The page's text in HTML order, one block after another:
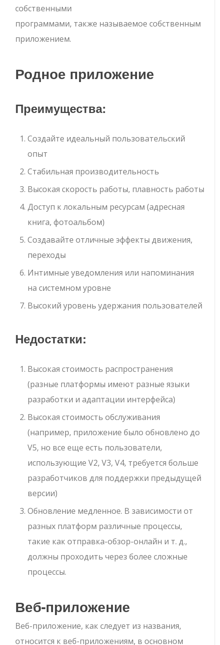
собственными
программами, также называемое собственным
приложением.
Родное приложение
Преимущества:
Создайте идеальный пользовательский
опыт
Стабильная производительность
Высокая скорость работы, плавность работы
Доступ к локальным ресурсам (адресная
книга, фотоальбом)
Создавайте отличные эффекты движения,
переходы
Интимные уведомления или напоминания
на системном уровне
Высокий уровень удержания пользователей
Недостатки:
Высокая стоимость распространения
(разные платформы имеют разные языки
разработки и адаптации интерфейса)
Высокая стоимость обслуживания
(например, приложение было обновлено до
V5, но все еще есть пользователи,
использующие V2, V3, V4, требуется больше
разработчиков для поддержки предыдущей
версии)
Обновление медленное. В зависимости от
разных платформ различные процессы,
такие как отправка-обзор-онлайн и т. д.,
должны проходить через более сложные
процессы.
Веб-приложение
Веб-приложение, как следует из названия,
относится к веб-приложениям, в основном